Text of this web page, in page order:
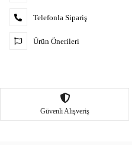
Telefonla Sipariş
Ürün Önerileri
Güvenli Alışveriş